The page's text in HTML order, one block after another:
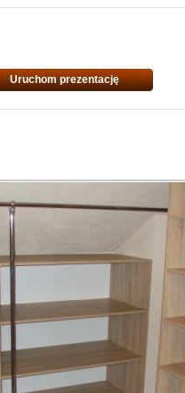
Uruchom prezentację